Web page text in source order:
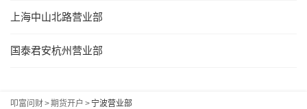
上海中山北路营业部
国泰君安杭州营业部
叩富问财>期货开户 > 宁波营业部